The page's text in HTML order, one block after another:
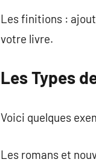
Les finitions :
votre livre.
Les Types
Voici quelques
Les romans et